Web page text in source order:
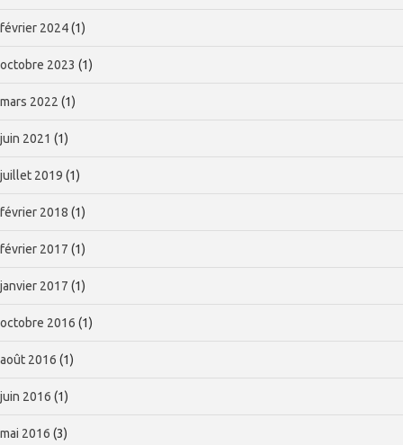
février 2024(1)
octobre 2023 (1)
mars 2022 (1)
juin 2021 (1)
juillet 2019 (1)
février 2018 (1)
février 2017 (1)
janvier 2017 (1)
octobre 2016 (1)
août 2016 (1)
juin 2016 (1)
mai 2016 (3)